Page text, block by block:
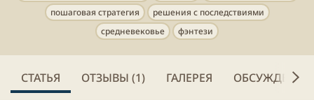
л
и
к
а
и
и
с
т
пошаговая стратегия
решения с последствиями
средневековье
фэнтези
СТАТЬЯ ОТЗЫВЫ (1) ГАЛЕРЕЯ ОБСУЖДЕНИЕ